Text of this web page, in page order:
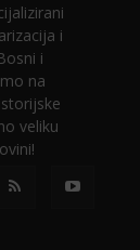
i
i
na
veliku